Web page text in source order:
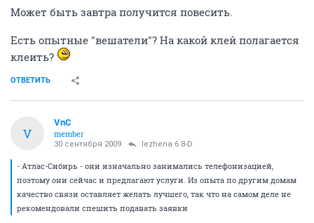
Может быть завтра получится повесить.
Есть опытные "вешатели"? На какой клей полагается
клеить?
ОТВЕТИТЬ
V
VnC
member
30 сентября 2009 lezhena 6 8-D
- Атлас-Сибирь - они изначально занимались телефонизацией,
поэтому они сейчас и предлагают услуги. Из опыта по другим домам
качество связи оставляет желать лучшего, так что на самом деле не
рекомендовали спешить подавать заявки